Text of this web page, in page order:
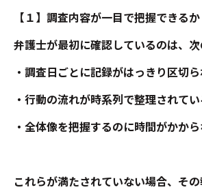
【１】調査内容が一目で把握できるか
弁護士が最初に確認しているのは、次
・調査日ごとに記録がはっきり区切
・行動の流れが時系列で整理されて
・全体像を把握するのに時間がかか
これらが満たされていない場合、そ